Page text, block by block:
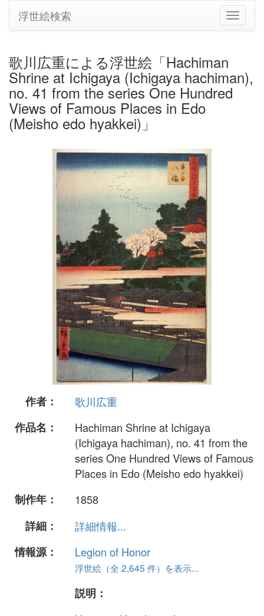
ナ
ビ
ョ
浮世絵検索
歌川広重による浮世絵「Hachiman
Shrine at Ichigaya (Ichigaya hachiman),
no. 41 from the series One Hundred
Views of Famous Places in Edo
(Meisho edo hyakkei)」
作者：
歌川広重
作品名：
Hachiman Shrine at Ichigaya
(Ichigaya hachiman), no. 41 from the
series One Hundred Views of Famous
Places in Edo (Meisho edo hyakkei)
制作年：
1858
詳細：
詳細情報...
情報源：
Legion of Honor
浮世絵（全 2,645 件）を表示...
説明：